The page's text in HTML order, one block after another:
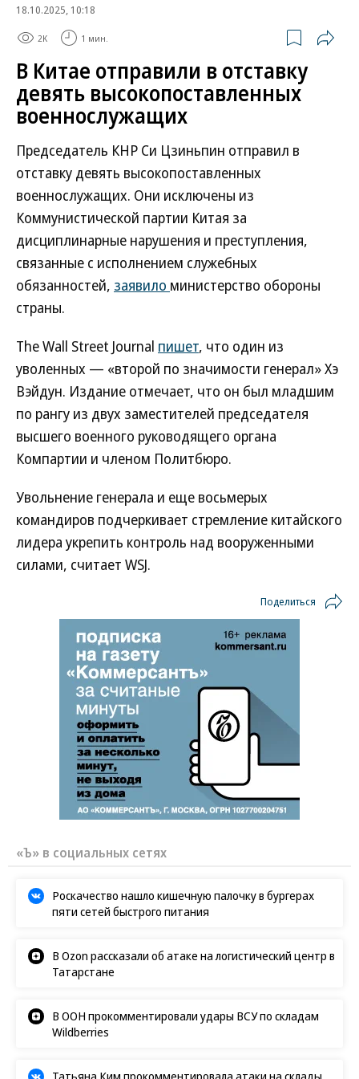
18.10.2025, 10:18
2K 1 мин.
В Китае отправили в отставку
девять высокопоставленных
военнослужащих
Председатель КНР Си Цзиньпин отправил в
отставку девять высокопоставленных
военнослужащих. Они исключены из
Коммунистической партии Китая за
дисциплинарные нарушения и преступления,
связанные с исполнением служебных
обязанностей, заявило министерство обороны
страны.
The Wall Street Journal пишет, что один из
уволенных — «второй по значимости генерал» Хэ
Вэйдун. Издание отмечает, что он был младшим
по рангу из двух заместителей председателя
высшего военного руководящего органа
Компартии и членом Политбюро.
Увольнение генерала и еще восьмерых
командиров подчеркивает стремление китайского
лидера укрепить контроль над вооруженными
силами, считает WSJ.
Поделиться
«Ъ» в социальных сетях
Роскачество нашло кишечную палочку в бургерах
пяти сетей быстрого питания
В Ozon рассказали об атаке на логистический центр в
Татарстане
В ООН прокомментировали удары ВСУ по складам
Wildberries
Татьяна Ким прокомментировала атаки на склады